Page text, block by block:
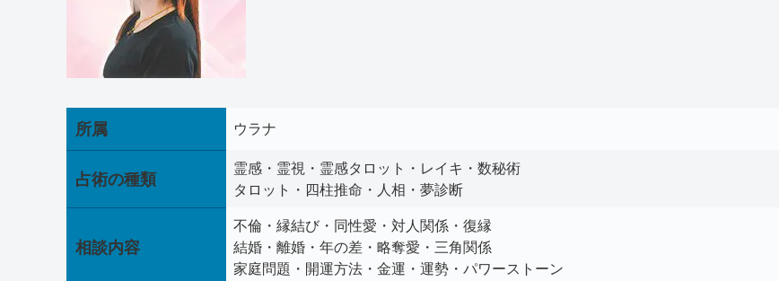
所属 ウラナ
占術の種類
霊感・霊視・霊感タロット・レイキ・数秘術
タロット・四柱推命・人相・夢診断
相談内容
不倫・縁結び・同性愛・対人関係・復縁
結婚・離婚・年の差・略奪愛・三角関係
家庭問題・開運方法・金運・運勢・パワーストーン